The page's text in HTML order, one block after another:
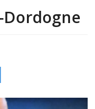
Dordogne